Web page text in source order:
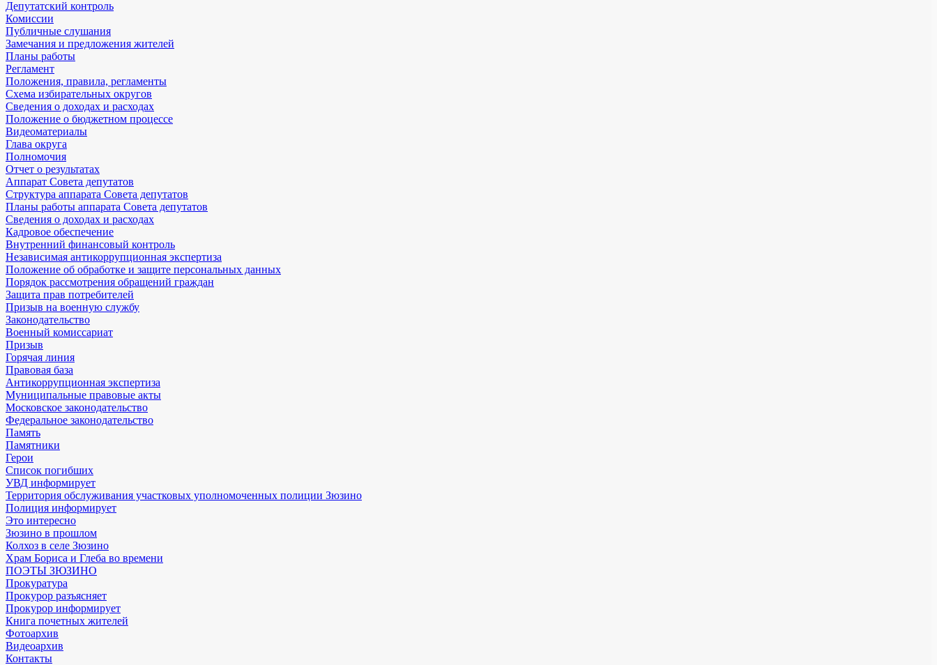
Депутатский контроль
Комиссии
Публичные слушания
Замечания и предложения жителей
Планы работы
Регламент
Положения, правила, регламенты
Схема избирательных округов
Сведения о доходах и расходах
Положение о бюджетном процессе
Видеоматериалы
Глава округа
Полномочия
Отчет о результатах
Аппарат Совета депутатов
Структура аппарата Совета депутатов
Планы работы аппарата Совета депутатов
Сведения о доходах и расходах
Кадровое обеспечение
Внутренний финансовый контроль
Независимая антикоррупционная экспертиза
Положение об обработке и защите персональных данных
Порядок рассмотрения обращений граждан
Защита прав потребителей
Призыв на военную службу
Законодательство
Военный комиссариат
Призыв
Горячая линия
Правовая база
Антикоррупционная экспертиза
Муниципальные правовые акты
Московское законодательство
Федеральное законодательство
Память
Памятники
Герои
Список погибших
УВД информирует
Территория обслуживания участковых уполномоченных полиции Зюзино
Полиция информирует
Это интересно
Зюзино в прошлом
Колхоз в селе Зюзино
Храм Бориса и Глеба во времени
ПОЭТЫ ЗЮЗИНО
Прокуратура
Прокурор разъясняет
Прокурор информирует
Книга почетных жителей
Фотоархив
Видеоархив
Контакты